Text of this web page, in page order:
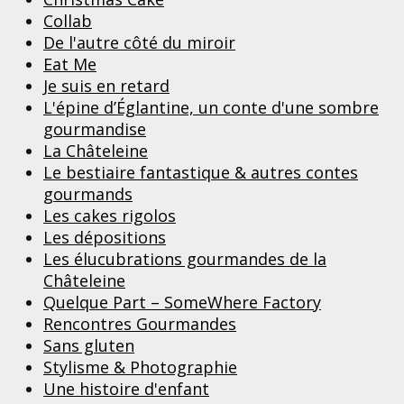
Collab
De l'autre côté du miroir
Eat Me
Je suis en retard
L'épine d’Églantine, un conte d'une sombre
gourmandise
La Châteleine
Le bestiaire fantastique & autres contes
gourmands
Les cakes rigolos
Les dépositions
Les élucubrations gourmandes de la
Châteleine
Quelque Part – SomeWhere Factory
Rencontres Gourmandes
Sans gluten
Stylisme & Photographie
Une histoire d'enfant